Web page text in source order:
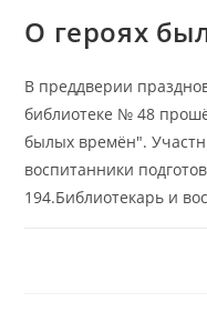
О героях
В преддверии
библиотеке № 48
былых времён".
воспитанники
194.Библиотекарь и